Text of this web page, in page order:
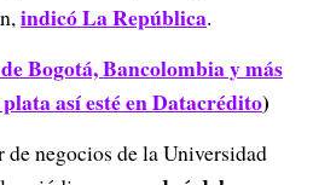
indicó La República.
Bogotá, Bancolombia y más
así esté en Datacrédito)
negocios de la Universidad